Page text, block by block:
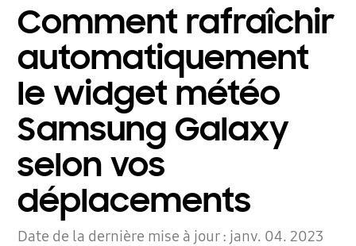
Comment rafraîchir
automatiquement
le widget météo
Samsung Galaxy
selon vos
déplacements
Date de la dernière mise à jour : janv. 04. 2023